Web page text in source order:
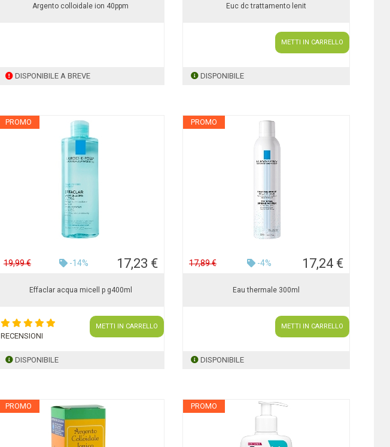
Argento colloidale ion 40ppm
DISPONIBILE A BREVE
Euc dc trattamento lenit
METTI IN CARRELLO
DISPONIBILE
PROMO
19,99 € -14% 17,23 €
Effaclar acqua micell p g400ml
RECENSIONI
METTI IN CARRELLO
DISPONIBILE
PROMO
17,89 € -4% 17,24 €
Eau thermale 300ml
METTI IN CARRELLO
DISPONIBILE
PROMO PROMO